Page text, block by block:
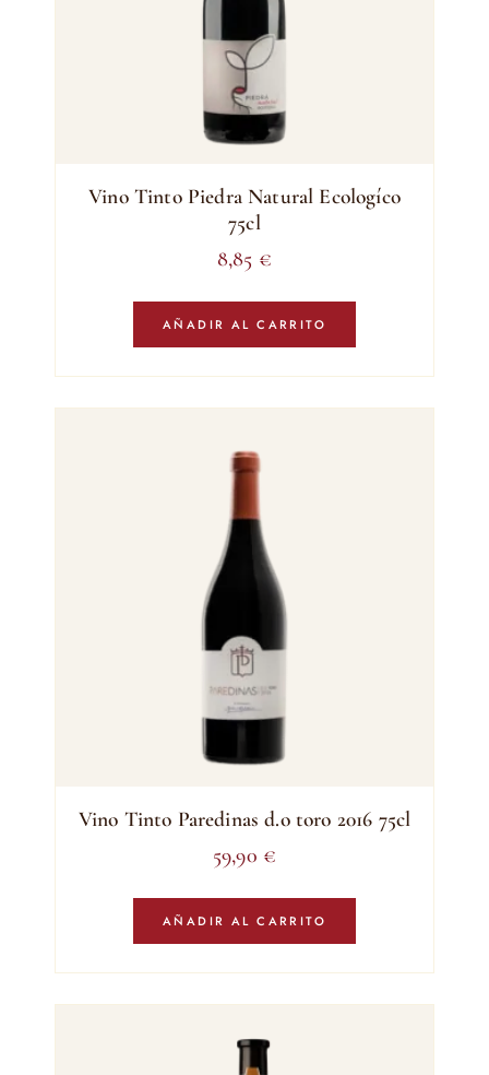
Vino Tinto Piedra Natural Ecologíco
75cl
8,85 €
AÑADIR AL CARRITO
Vino Tinto Paredinas d.o toro 2016 75cl
59,90 €
AÑADIR AL CARRITO